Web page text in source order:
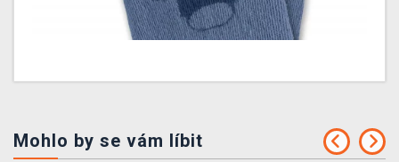
Mohlo by se vám líbit